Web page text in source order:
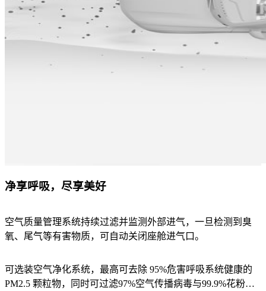
净享呼吸，尽享美好
空气质量管理系统持续过滤并监测外部进气，一旦检测到臭
氧、尾气等有害物质，可自动关闭座舱进气口。
可选装空气净化系统，最高可去除 95%危害呼吸系统健康的
PM2.5 颗粒物，同时可过滤97%空气传播病毒与99.9%花粉过